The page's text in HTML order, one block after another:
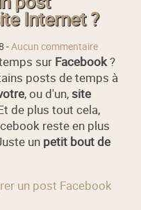
Internet ?
-Aucun commentaire
sur Facebook?
posts de temps à
, ou d'un, site
de plus tout cela,
reste en plus
un petit bout de
un post Facebook